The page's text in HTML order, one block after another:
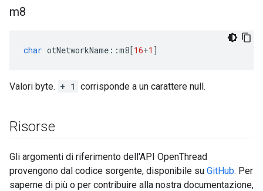
m8
char otNetworkName ::m8[16+1 ]
Valori byte. + 1 corrisponde a un carattere null.
Risorse
Gli argomenti di riferimento dell'API OpenThread
provengono dal codice sorgente, disponibile su GitHub. Per
saperne di più o per contribuire alla nostra documentazione,